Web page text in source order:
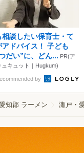
相談したい保育士・て
アドバイス！ 子ども
だい”に、どん... PR(ア
ュキュット｜Hugkum)
by
知郡 ラーメン 瀬戸・